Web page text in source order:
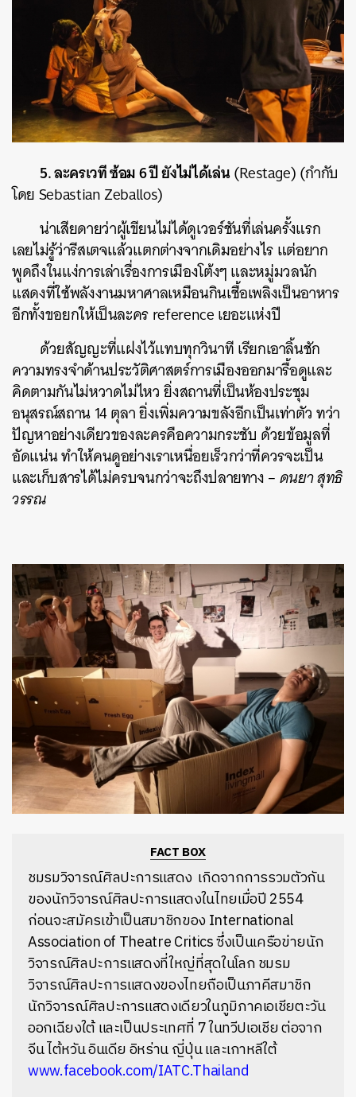
5. ละครเวที ซ้อม 6 ปี ยังไม่ได้เล่น(Restage) (กำกับ
โดย Sebastian Zeballos)
น่าเสียดายว่าผู้เขียนไม่ได้ดูเวอร์ชันที่เล่นครั้งแรก
เลยไม่รู้ว่ารีสเตจแล้วแตกต่างจากเดิมอย่างไร แต่อยาก
พูดถึงในแง่การเล่าเรื่องการเมืองโต้งๆ และหมู่มวลนัก
แสดงที่ใช้พลังงานมหาศาลเหมือนกินเชื้อเพลิงเป็นอาหาร
อีกทั้งขอยกให้เป็นละคร reference เยอะแห่งปี
ด้วยสัญญะที่แฝงไว้แทบทุกวินาที เรียกเอาลิ้นชัก
ความทรงจำด้านประวัติศาสตร์การเมืองออกมารื้อดูและ
คิดตามกันไม่หวาดไม่ไหว ยิ่งสถานที่เป็นห้องประชุม
อนุสรณ์สถาน 14 ตุลา ยิ่งเพิ่มความขลังอีกเป็นเท่าตัว ทว่า
ปัญหาอย่างเดียวของละครคือความกระชับ ด้วยข้อมูลที่
อัดแน่น ทำให้คนดูอย่างเราเหนื่อยเร็วกว่าที่ควรจะเป็น
และเก็บสารได้ไม่ครบจนกว่าจะถึงปลายทาง –ดนยา สุทธิ
วรรณ
FACT BOX
ชมรมวิจารณ์ศิลปะการแสดง เกิดจากการรวมตัวกัน
ของนักวิจารณ์ศิลปะการแสดงในไทยเมื่อปี 2554
ก่อนจะสมัครเข้าเป็นสมาชิกของ International
Association of Theatre Critics ซึ่งเป็นเครือข่ายนัก
วิจารณ์ศิลปะการแสดงที่ใหญ่ที่สุดในโลก ชมรม
วิจารณ์ศิลปะการแสดงของไทยถือเป็นภาคีสมาชิก
นักวิจารณ์ศิลปะการแสดงเดียวในภูมิภาคเอเชียตะวัน
ออกเฉียงใต้ และเป็นประเทศที่ 7 ในทวีปเอเชีย ต่อจาก
จีน ไต้หวัน อินเดีย อิหร่าน ญี่ปุ่น และเกาหลีใต้
www.facebook.com/IATC.Thailand